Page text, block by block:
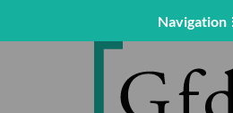
Navigation